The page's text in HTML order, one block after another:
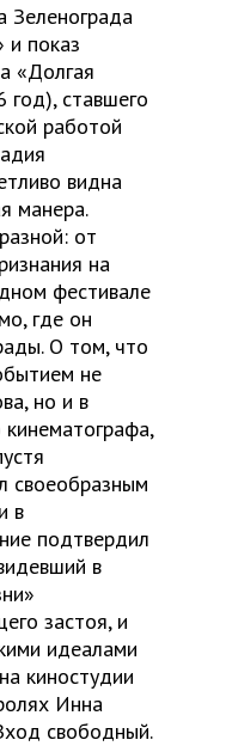
Зеленограда
показ
«Долгая
год), ставшего
работой
видна
манера.
от
на
фестивале
где он
О том, что
не
но и в
кинематографа,
своеобразным
в
подтвердил
в
застоя, и
идеалами
киностудии
Инна
свободный.